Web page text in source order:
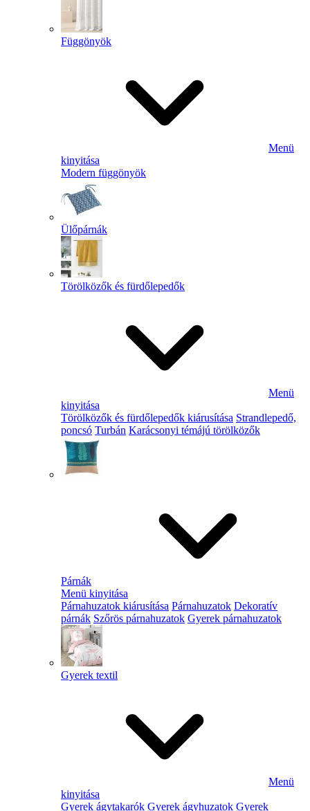
Függönyök
Menü
kinyitása
Modern függönyök
Ülőpárnák
Törölközők és fürdőlepedők
Menü
kinyitása
Törölközők és fürdőlepedők kiárusítása Strandlepedő,
poncsó Turbán Karácsonyi témájú törölközők
Párnák
Menü kinyitása
Párnahuzatok kiárusítása Párnahuzatok Dekoratív
párnák Szőrös párnahuzatok Gyerek párnahuzatok
Gyerek textil
Menü
kinyitása
Gyerek ágytakarók Gyerek ágyhuzatok Gyerek